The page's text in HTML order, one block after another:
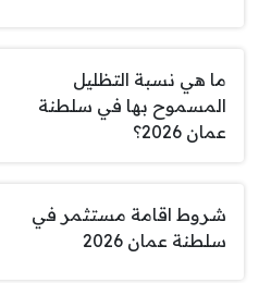
ما هي نسبة التظليل
المسموح بها في سلطنة
عمان 2026؟
شروط اقامة مستثمر في
سلطنة عمان 2026